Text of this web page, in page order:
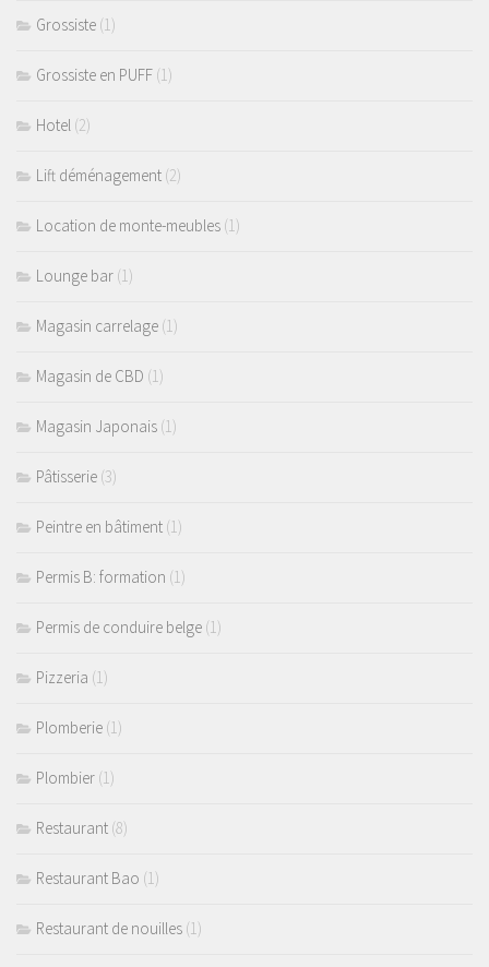
Grossiste (1)
Grossiste en PUFF (1)
Hotel (2)
Lift déménagement (2)
Location de monte-meubles (1)
Lounge bar (1)
Magasin carrelage (1)
Magasin de CBD (1)
Magasin Japonais (1)
Pâtisserie (3)
Peintre en bâtiment (1)
Permis B: formation (1)
Permis de conduire belge (1)
Pizzeria (1)
Plomberie (1)
Plombier (1)
Restaurant (8)
Restaurant Bao (1)
Restaurant de nouilles (1)